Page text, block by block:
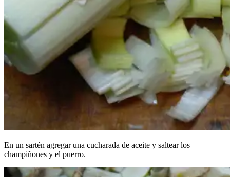
En un sartén agregar una cucharada de aceite y saltear los
champiñones y el puerro.